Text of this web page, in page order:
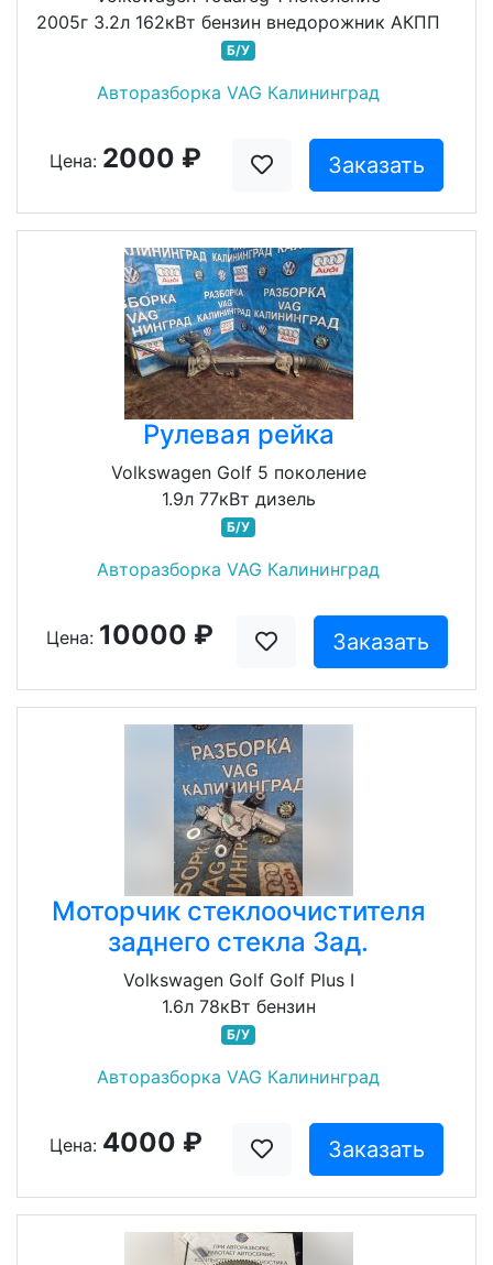
2005г 3.2л 162кВт бензин внедорожник АКПП
Б/У
Авторазборка VAG Калининград
Цена: 2000 ₽ Заказать
Рулевая рейка
Volkswagen Golf 5 поколение
1.9л 77кВт дизель
Б/У
Авторазборка VAG Калининград
Цена: 10000 ₽ Заказать
Моторчик стеклоочистителя
заднего стекла Зад.
Volkswagen Golf Golf Plus I
1.6л 78кВт бензин
Б/У
Авторазборка VAG Калининград
Цена: 4000 ₽ Заказать